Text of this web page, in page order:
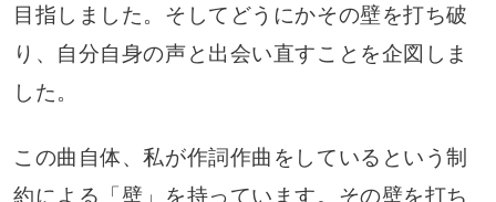
目指しました。そしてどうにかその壁を打ち破
り、自分自身の声と出会い直すことを企図しま
した。
この曲自体、私が作詞作曲をしているという制
約による「壁」を持っています。その壁を打ち